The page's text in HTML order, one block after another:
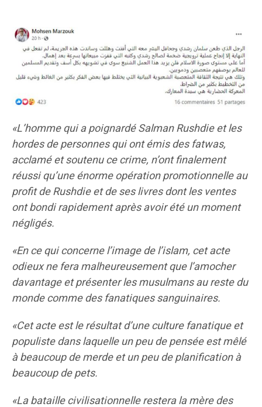
«L’homme qui a poignardé Salman Rushdie et les
hordes de personnes qui ont émis des fatwas,
acclamé et soutenu ce crime, n’ont finalement
réussi qu’une énorme opération promotionnelle au
profit de Rushdie et de ses livres dont les ventes
ont bondi rapidement après avoir été un moment
négligés.
«En ce qui concerne l’image de l’islam, cet acte
odieux ne fera malheureusement que l’amocher
davantage et présenter les musulmans au reste du
monde comme des fanatiques sanguinaires.
«Cet acte est le résultat d’une culture fanatique et
populiste dans laquelle un peu de pensée est mêlé
à beaucoup de merde et un peu de planification à
beaucoup de pets.
«La bataille civilisationnelle restera la mère des